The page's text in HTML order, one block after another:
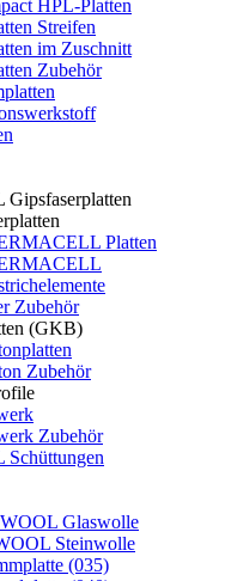
HPL-Platten
Streifen
im Zuschnitt
Zubehör
Platten
Zubehör
(GKB)
Zubehör
Zubehör
Glaswolle
Steinwolle
(035)